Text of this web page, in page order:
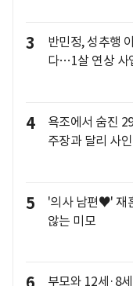
3
반민정, 성추행
다…1살 연상 사
4
욕조에서 숨진
주장과 달리 사
5
'의사 남편♥' 재
않는 미모
부모와 12세·8